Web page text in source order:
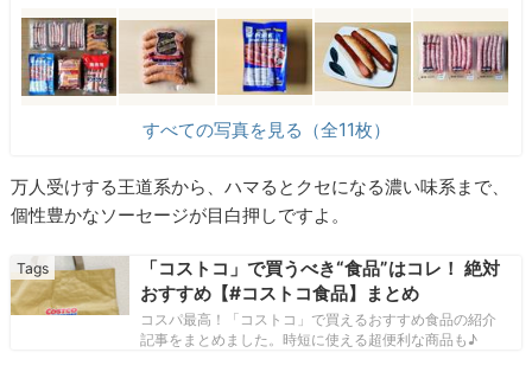
すべての写真を見る（全11枚）
万人受けする王道系から、ハマるとクセになる濃い味系まで、
個性豊かなソーセージが目白押しですよ。
「コストコ」で買うべき“食品”はコレ！ 絶対
おすすめ【#コストコ食品】まとめ
コスパ最高！「コストコ」で買えるおすすめ食品の紹介
記事をまとめました。時短に使える超便利な商品も♪